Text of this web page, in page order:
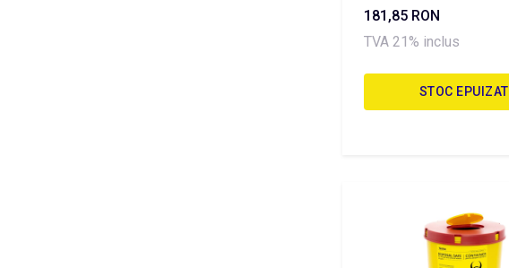
181,85 RON
TVA 21% inclus
STOC EPUIZAT